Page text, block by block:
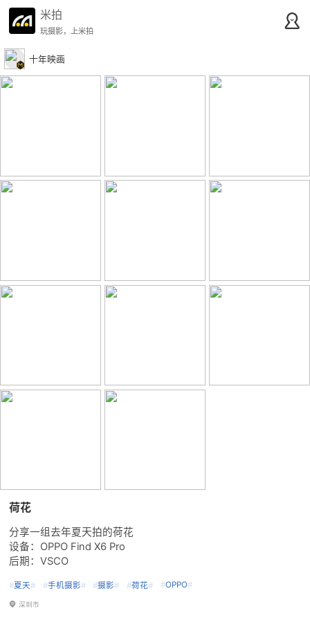
米拍
玩摄影，上米拍
十年映画
荷花
分享一组去年夏天拍的荷花
设备：OPPO Find X6 Pro
后期：VSCO
#夏天# #手机摄影# #摄影# #荷花# #OPPO#
深圳市